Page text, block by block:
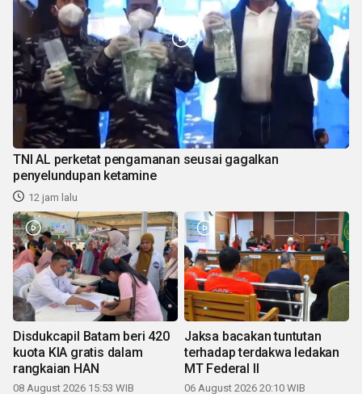
TNI AL perketat pengamanan seusai gagalkan
penyelundupan ketamine
12 jam lalu
Disdukcapil Batam beri 420
kuota KIA gratis dalam
rangkaian HAN
08 August 2026 15:53 WIB
Jaksa bacakan tuntutan
terhadap terdakwa ledakan
MT Federal II
06 August 2026 20:10 WIB